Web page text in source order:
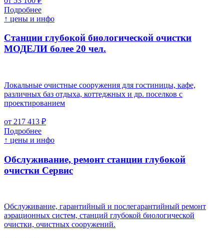
Подробнее
↑ цены и инфо
Станции глубокой биологической очистки
МОДЕЛИ более 20 чел.
Локальные очистные сооружения для гостиницы, кафе,
различных баз отдыха, коттеджных и др. поселков с
проектированием
от 217 413 ₽
Подробнее
↑ цены и инфо
Обслуживание, ремонт станции глубокой
очистки Cервис
Обслуживание, гарантийный и послегарантийный ремонт
аэрационных систем, станций глубокой биологической
очистки, очистных сооружений.